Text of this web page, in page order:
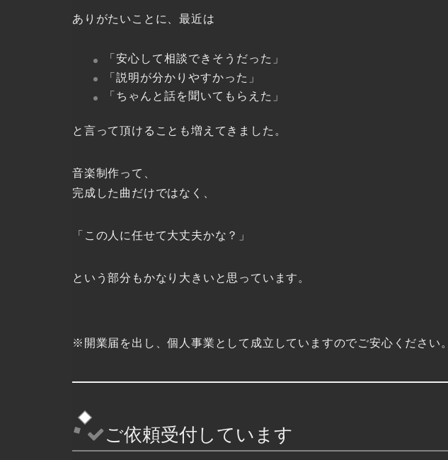
ありがたいことに、最近は
「安心して相談できそうだった」
「説明が分かりやすかった」
「ちゃんと話を聞いてもらえた」
と言って頂けることも増えてきました。
音楽制作って、
完成した曲だけではなく、
「この人に任せて大丈夫かな？」
という部分もかなり大きいと思っています。
※開業届を出し、個人事業として成立していますのでご安心ください。
ご依頼受付しています